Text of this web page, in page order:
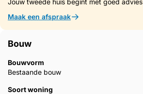
Jouw tweede huis begint met goed advies
Maak een afspraak
Bouw
Bouwvorm
Bestaande bouw
Soort woning